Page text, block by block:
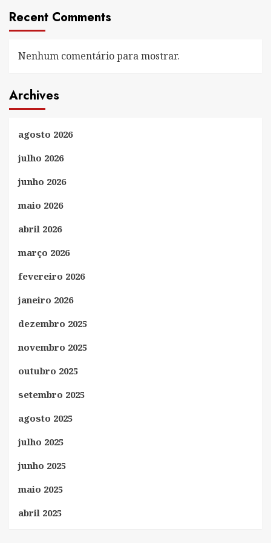
Recent Comments
Nenhum comentário para mostrar.
Archives
agosto 2026
julho 2026
junho 2026
maio 2026
abril 2026
março 2026
fevereiro 2026
janeiro 2026
dezembro 2025
novembro 2025
outubro 2025
setembro 2025
agosto 2025
julho 2025
junho 2025
maio 2025
abril 2025